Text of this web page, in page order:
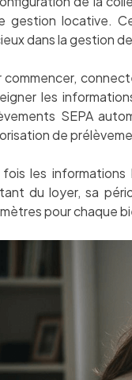
gestion locative.
dans la gestion
commencer,
les
SEPA
de
fois les
du loyer, sa
pour chaque